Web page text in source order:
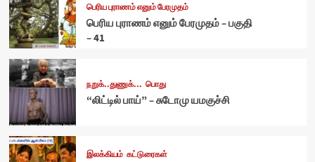
பெரிய புராணம் எனும் பேரமுதம்
பெரிய புராணம் எனும் பேரமுதம் – பகுதி
– 41
நறுக்..துணுக்... பொது
“லிட்டில் பாய்” – சுடோமு யமகுச்சி
இலக்கியம் கட்டுரைகள்